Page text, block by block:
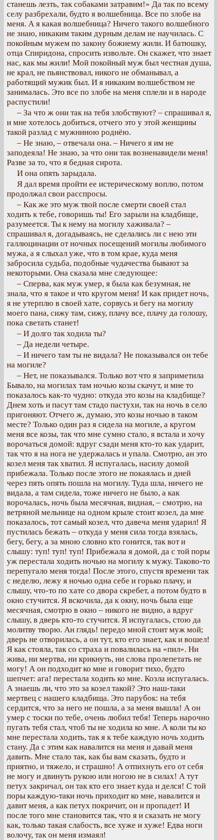
станешь лезть, так собаками затравим!» Да так по всему
селу разбрехали, будто я волшебница. Все по злобе на
меня. А я какая волшебница? Ничего такого волшебного
не знаю, никаким таким дурным делам не научилась. С
покойным мужем по закону божиему жили. И батюшку,
отца Спиридона, спросить извольте. Он скажет, что знает
нас, как мы жили! Мой покойный муж был честная душа,
не крал, не пьянствовал, никого не обманывал, а
работящий мужик был. И я никаким волшебством не
занималась. Это все по злобе на меня сплели и в народе
распустили!
– За что ж они так на тебя злобствуют? – спрашивал я,
и мне хотелось добиться, отчего это у этой женщины
такой разлад с мужниною роднёю.
– Не знаю, – отвечала она. – Ничего я им не
заподеяла! Не знаю, за что они так возненавидели меня!
Разве за то, что я бедная сирота.
И она опять зарыдала.
Я дал время пройти ее истерическому воплю, потом
продолжал свои расспросы.
– Как же это муж твой после смерти своей стал
ходить к тебе, говоришь ты! Его зарыли на кладбище,
разумеется. Ты к нему на могилу хаживала? –
спрашивал я, догадываясь, не сделались ли с нею эти
галлюцинации от ночных посещений могилы любимого
мужа, а я слыхал уже, что в том крае, куда меня
забросила судьба, подобные чудачества бывают за
некоторыми. Она сказала мне следующее:
– Сперва, как муж умер, я была как безумная, не
знала, что я такое и что кругом меня! И как придет ночь,
я не утерплю в своей хате, сорвусь и бегу на могилу
моего пана, сижу там, сижу, плачу все, плачу да голошу,
пока светать станет!
– И долго так ходила ты?
– Да недели четыре.
– И ничего там ты не видала? Не показывался он тебе
на могиле?
– Нет, не показывался. Только вот что я заприметила
Бывало, на могилах там ночью козы скачут, и мне то
показалось как-то чудно: откуда это козы на кладбище?
Днем хоть и пасут там стадо пастухи, так на ночь в село
пригоняют. Отчего ж, думаю, это козы ночью в таком
месте? Только один раз я сидела на могиле, а кругом
меня все козы, так что мне сумно стало, я встала и хочу
ворочаться домой: вдруг сзади меня кто-то как ударит,
так что я на нога не удержалась и упала. Смотрю, ан это
козел меня так хватил. Я испугалась, насилу домой
прибежала. Только после этого не покаялась и дней
через пять опять пошла на могилу. Туда шла, ничего не
видала, а там сидела, тоже ничего не было, а как
ворочалась, ночь была месячная, видная, – смотрю, на
ветряной мельнице на одном крыле стоит козел, да мне
показалось, тот самый козел, что давеча меня ударил! Я
пустилась бежать – откуда у меня сила тогда взялась,
бегу, бегу, а за мною словно кто гонится, так вот и
слышу: туп! туп! туп! Прибежала я домой, да с той поры
уж перестала ходить ночью на могилу к мужу. Таково-то
перепугало меня тогда! После этого, спустя времени так
с неделю, лежу я ночью одна себе и горько плачу, и
слышу, что-то по хате со двора скребет, а потом будто в
окно стучится. Я вскочила, да к окну, ночь была еще
месячная, смотрю в окно – никого не видно, а вдруг
слышу, в дверь кто-то стучится. Я испугалась, стою да
молитву творю. Ан глядь! передо мной стоит муж мой;
дверь не отворилась, а он тут, кто его знает, как и вошел!
Я как стояла, так со страха и повалилась на «пил». Ни
жива, ни мертва, ни крикнуть, ни слова пролепетать не
могу! А он подходит ко мне и говорит тихо, будто
шепчет: ага! перестала ходить ко мне. Козла испугалась.
А знаешь ли, что это за козел такой? Это наш-таки
мертвец с нашего кладбища. Это парубок: на тебя
сердится, что за него не пошла, а за меня вышла! А он
умер с тоски по тебе, очень любил тебя! Теперь нарочно
пугать тебя стал, чтоб ты не ходила ко мне. А коли ты ко
мне перестала ходить, так я к тебе каждую ночь ходить
стану. Да с этим как навалится на меня и давай меня
давить. Мне стало так, как бы вам сказать, будто и
приятно, и тяжело, и страшно! А отпихнуть его от себя
не могу и двинуть рукою или ногою не в силах! А тут
петух закричал, он так кто его знает куда и делся! С той
поры каждую-таки ночь приходит ко мне, навалится и
давит меня, а как петух покричит, он и пропадет! И
после того мне становится так, что я и сказать не могу
как, только такая слабость, все хуже и хуже! Едва ноги
волочу, так он меня измаял!